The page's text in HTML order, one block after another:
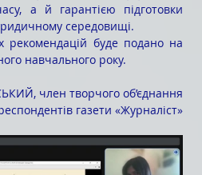
а й гарантією підготовки
середовищі.
навчального року.
член творчого об’єднання
газети «Журналіст»